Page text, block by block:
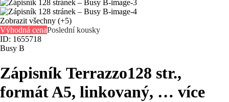
Zobrazit všechny (+5)
Výhodná cenaPoslední kousky
ID: 1655718
Busy B
Zápisník Terrazzo128 str.,
formát A5, linkovaný, … více